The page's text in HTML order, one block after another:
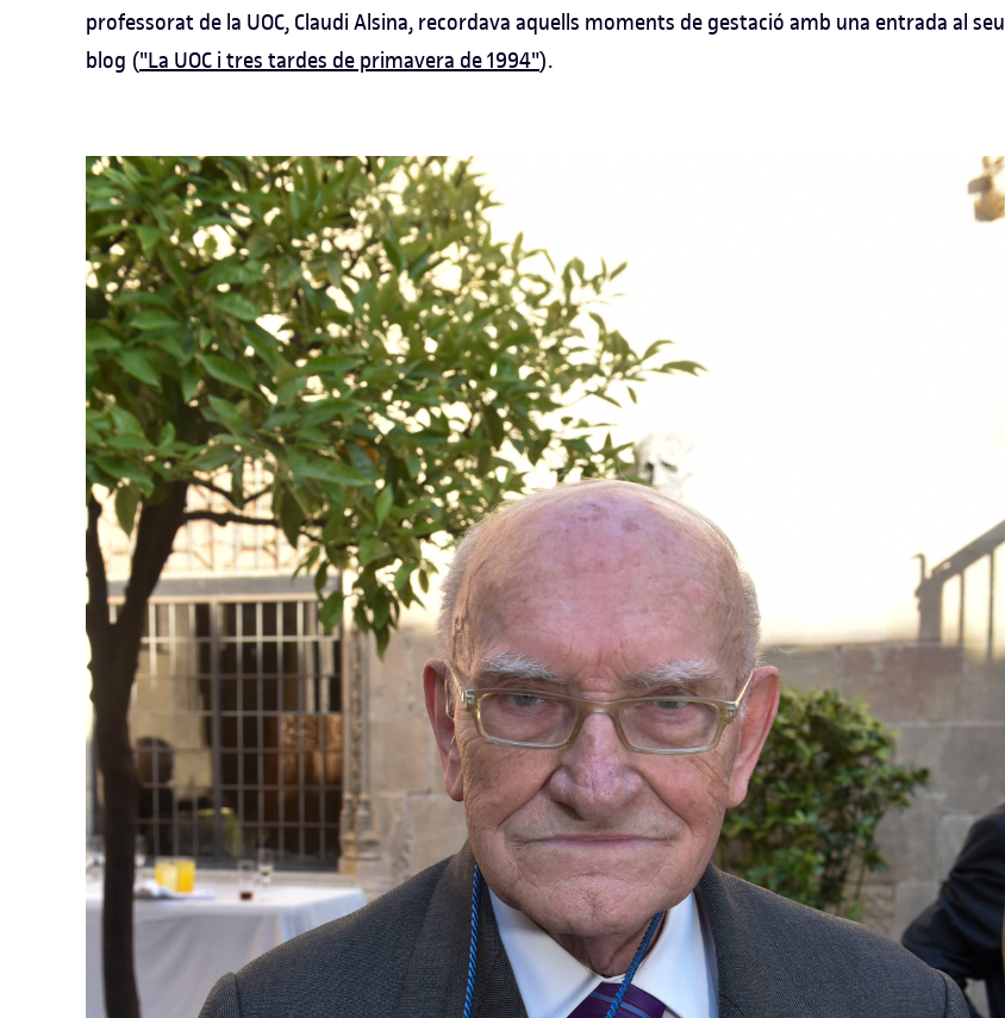
professorat de la UOC, Claudi Alsina, recordava aquells moments de gestació amb una entrada al seu
blog ("La UOC i tres tardes de primavera de 1994").